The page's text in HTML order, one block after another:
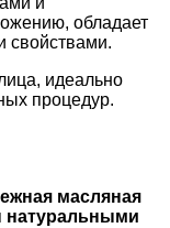
обладает
свойствами.
идеально
процедур.
масляная
натуральными